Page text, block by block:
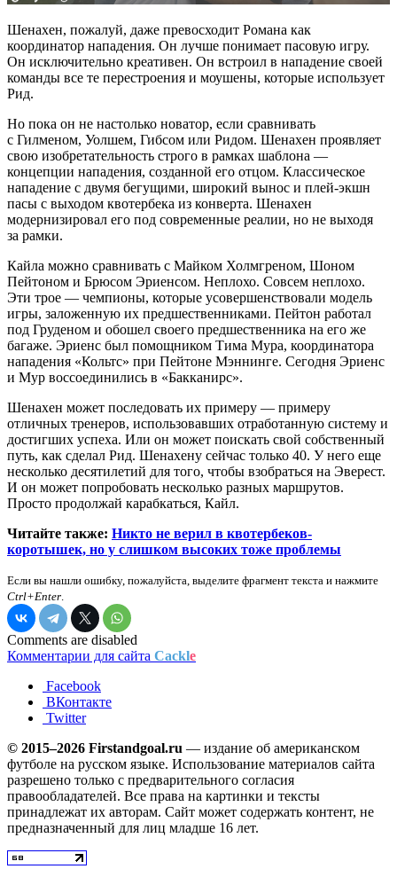
Шенахен, пожалуй, даже превосходит Романа как
координатор нападения. Он лучше понимает пасовую игру.
Он исключительно креативен. Он встроил в нападение своей
команды все те перестроения и моушены, которые использует
Рид.
Но пока он не настолько новатор, если сравнивать
с Гилменом, Уолшем, Гибсом или Ридом. Шенахен проявляет
свою изобретательность строго в рамках шаблона —
концепции нападения, созданной его отцом. Классическое
нападение с двумя бегущими, широкий вынос и плей-экшн
пасы с выходом квотербека из конверта. Шенахен
модернизировал его под современные реалии, но не выходя
за рамки.
Кайла можно сравнивать с Майком Холмгреном, Шоном
Пейтоном и Брюсом Эриенсом. Неплохо. Совсем неплохо.
Эти трое — чемпионы, которые усовершенствовали модель
игры, заложенную их предшественниками. Пейтон работал
под Груденом и обошел своего предшественника на его же
багаже. Эриенс был помощником Тима Мура, координатора
нападения «Кольтс» при Пейтоне Мэннинге. Сегодня Эриенс
и Мур воссоединились в «Бакканирс».
Шенахен может последовать их примеру — примеру
отличных тренеров, использовавших отработанную систему и
достигших успеха. Или он может поискать свой собственный
путь, как сделал Рид. Шенахену сейчас только 40. У него еще
несколько десятилетий для того, чтобы взобраться на Эверест.
И он может попробовать несколько разных маршрутов.
Просто продолжай карабкаться, Кайл.
Читайте также: Никто не верил в квотербеков-
коротышек, но у слишком высоких тоже проблемы
Если вы нашли ошибку, пожалуйста, выделите фрагмент текста и нажмите
Ctrl+Enter.
Comments are disabled
Комментарии для сайта Cackle
Facebook
ВКонтакте
Twitter
© 2015–2026 Firstandgoal.ru — издание об американском
футболе на русском языке. Использование материалов cайта
разрешено только с предварительного согласия
правообладателей. Все права на картинки и тексты
принадлежат их авторам. Сайт может содержать контент, не
предназначенный для лиц младше 16 лет.